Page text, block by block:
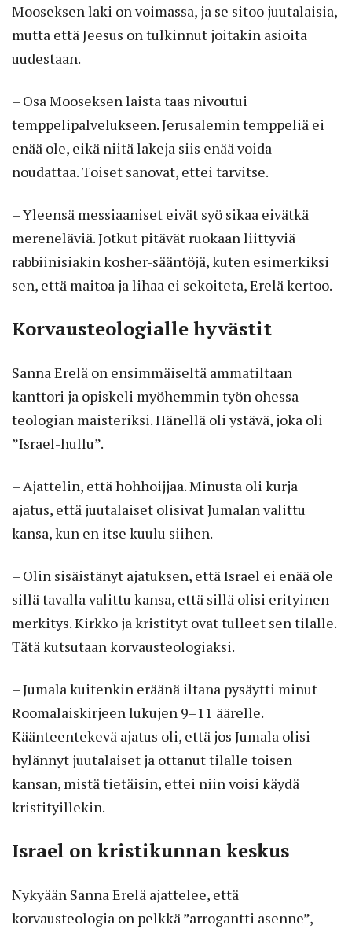
Mooseksen laki on voimassa, ja se sitoo juutalaisia,
mutta että Jeesus on tulkinnut joitakin asioita
uudestaan.
– Osa Mooseksen laista taas nivoutui
temppelipalvelukseen. Jerusalemin temppeliä ei
enää ole, eikä niitä lakeja siis enää voida
noudattaa. Toiset sanovat, ettei tarvitse.
– Yleensä messiaaniset eivät syö sikaa eivätkä
mereneläviä. Jotkut pitävät ruokaan liittyviä
rabbiinisiakin kosher-sääntöjä, kuten esimerkiksi
sen, että maitoa ja lihaa ei sekoiteta, Erelä kertoo.
Korvausteologialle hyvästit
Sanna Erelä on ensimmäiseltä ammatiltaan
kanttori ja opiskeli myöhemmin työn ohessa
teologian maisteriksi. Hänellä oli ystävä, joka oli
”Israel-hullu”.
– Ajattelin, että hohhoijjaa. Minusta oli kurja
ajatus, että juutalaiset olisivat Jumalan valittu
kansa, kun en itse kuulu siihen.
– Olin sisäistänyt ajatuksen, että Israel ei enää ole
sillä tavalla valittu kansa, että sillä olisi erityinen
merkitys. Kirkko ja kristityt ovat tulleet sen tilalle.
Tätä kutsutaan korvausteologiaksi.
– Jumala kuitenkin eräänä iltana pysäytti minut
Roomalaiskirjeen lukujen 9–11 äärelle.
Käänteentekevä ajatus oli, että jos Jumala olisi
hylännyt juutalaiset ja ottanut tilalle toisen
kansan, mistä tietäisin, ettei niin voisi käydä
kristityillekin.
Israel on kristikunnan keskus
Nykyään Sanna Erelä ajattelee, että
korvausteologia on pelkkä ”arrogantti asenne”,